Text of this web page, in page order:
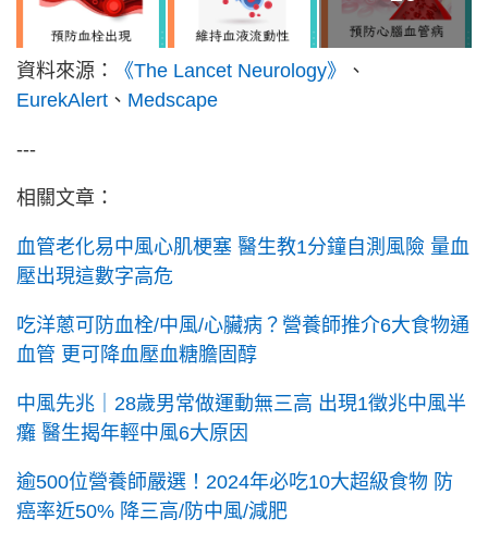
資料來源： 《The Lancet Neurology》
、
EurekAlert 、 Medscape
---
相關文章：
血管老化易中風心肌梗塞 醫生教1分鐘自測風險 量血
壓出現這數字高危
吃洋蔥可防血栓/中風/心臟病？營養師推介6大食物通
血管 更可降血壓血糖膽固醇
中風先兆｜28歲男常做運動無三高 出現1徵兆中風半
癱 醫生揭年輕中風6大原因
逾500位營養師嚴選！2024年必吃10大超級食物 防
癌率近50% 降三高/防中風/減肥